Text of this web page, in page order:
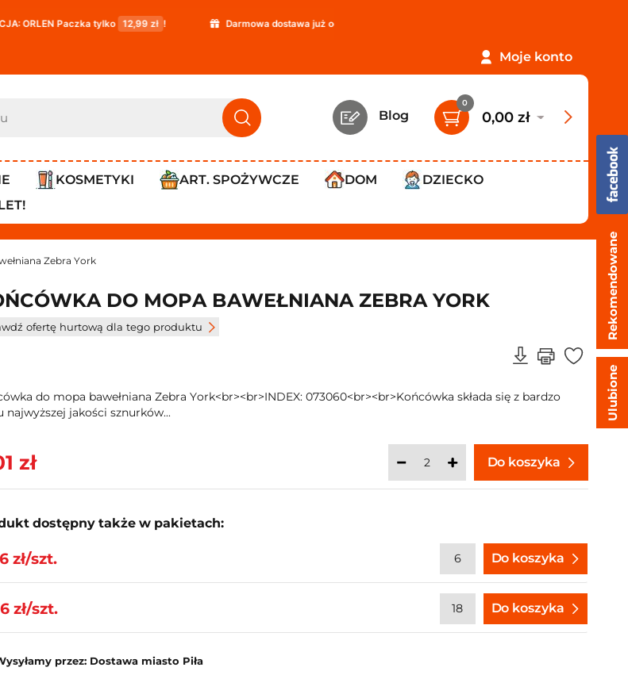
Paczka tylko 12,99 zł ! Darmowa dostawa już od 119,99 zł
Moje konto
Blog
0
0,00 zł
KOSMETYKI ART. SPOŻYWCZE DOM
DZIECKO
Zebra York
DO MOPA BAWEŁNIANA ZEBRA YORK
ofertę hurtową dla tego produktu
do mopa bawełniana Zebra York<br><br>INDEX: 073060<br><br>Końcówka składa się z bardzo
najwyższej jakości sznurków...
zł Do koszyka
dostępny także w pakietach:
zł/szt. Do koszyka
zł/szt. Do koszyka
przez: Dostawa miasto Piła
Rekomendowane
Ulubione